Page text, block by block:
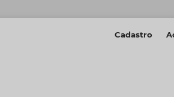
Cadastro